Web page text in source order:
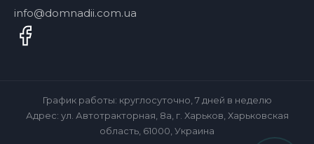
info@domnadii.com.ua
График работы: круглосуточно, 7 дней в неделю
Адрес: ул. Автотракторная, 8а, г. Харьков, Харьковская
область, 61000, Украина